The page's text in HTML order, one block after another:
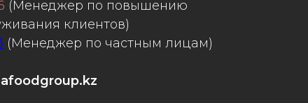
(Менеджер по повышению
клиентов)
(Менеджер по частным лицам)